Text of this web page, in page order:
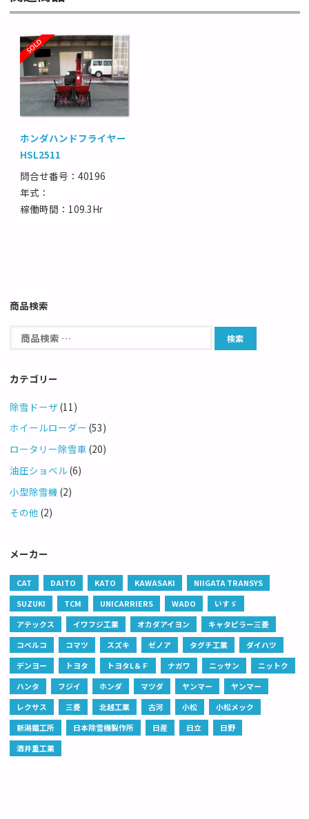
ホンダハンドフライヤー
HSL2511
問合せ番号：40196
年式：
稼働時間：109.3Hr
商品検索
カテゴリー
除雪ドーザ(11)
ホイールローダー (53)
ロータリー除雪車 (20)
油圧ショベル(6)
小型除雪機 (2)
その他 (2)
メーカー
CAT DAITO KATO KAWASAKI
NIIGATA TRANSYS
SUZUKI
TCM UNICARRIERS WADO
いすゞ
アテックス
イワフジ工業 オカダアイヨン
キャタピラー三菱
コベルコ
コマツ スズキ ゼノア タグチ工業
ダイハツ
デンヨー
トヨタ トヨタL＆Ｆ ナガワ ニッサン
ニットク
ハンタ
フジイ ホンダ マツダ ヤンマー
ヤンマー
レクサス
三菱 北越工業 古河 小松
小松メック
新潟鐵工所
日本除雪機製作所 日産 日立
日野
酒井重工業